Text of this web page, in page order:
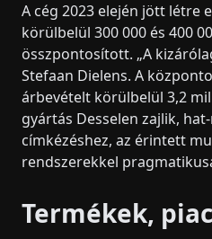
A cég 2023 elején jött létre
körülbelül 300 000 és 400
összpontosított. „A
Stefaan Dielens. A
árbevételt körülbelül 3,2
gyártás Desselen zajlik,
címkézéshez, az érintett
rendszerekkel
Termékek,